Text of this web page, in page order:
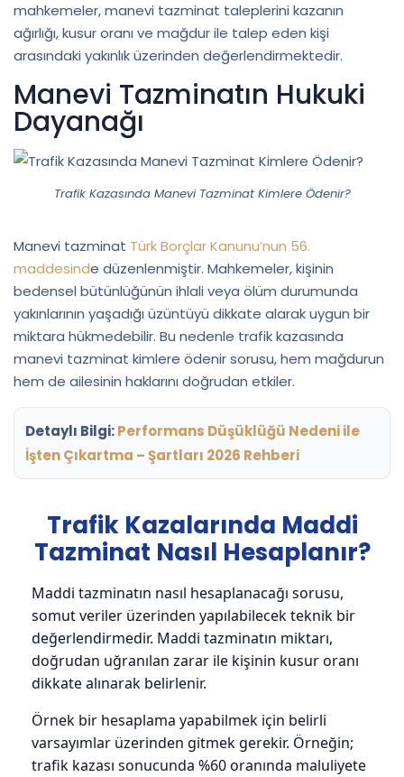
mahkemeler, manevi tazminat taleplerini kazanın
ağırlığı, kusur oranı ve mağdur ile talep eden kişi
arasındaki yakınlık üzerinden değerlendirmektedir.
Manevi Tazminatın Hukuki
Dayanağı
Trafik Kazasında Manevi Tazminat Kimlere Ödenir?
Manevi tazminat Türk Borçlar Kanunu’nun 56.
maddesinde düzenlenmiştir. Mahkemeler, kişinin
bedensel bütünlüğünün ihlali veya ölüm durumunda
yakınlarının yaşadığı üzüntüyü dikkate alarak uygun bir
miktara hükmedebilir. Bu nedenle trafik kazasında
manevi tazminat kimlere ödenir sorusu, hem mağdurun
hem de ailesinin haklarını doğrudan etkiler.
Detaylı Bilgi:Performans Düşüklüğü Nedeni ile
İşten Çıkartma – Şartları 2026 Rehberi
Trafik Kazalarında Maddi
Tazminat Nasıl Hesaplanır?
Maddi tazminatın nasıl hesaplanacağı sorusu,
somut veriler üzerinden yapılabilecek teknik bir
değerlendirmedir. Maddi tazminatın miktarı,
doğrudan uğranılan zarar ile kişinin kusur oranı
dikkate alınarak belirlenir.
Örnek bir hesaplama yapabilmek için belirli
varsayımlar üzerinden gitmek gerekir. Örneğin;
trafik kazası sonucunda %60 oranında maluliyete